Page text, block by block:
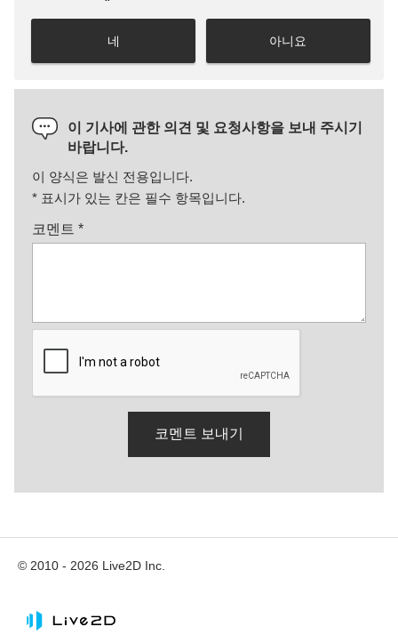
네 아니요
이 기사에 관한 의견 및 요청사항을 보내 주시기
바랍니다.
이 양식은 발신 전용입니다.
* 표시가 있는 칸은 필수 항목입니다.
코멘트 *
© 2010 - 2026 Live2D Inc.